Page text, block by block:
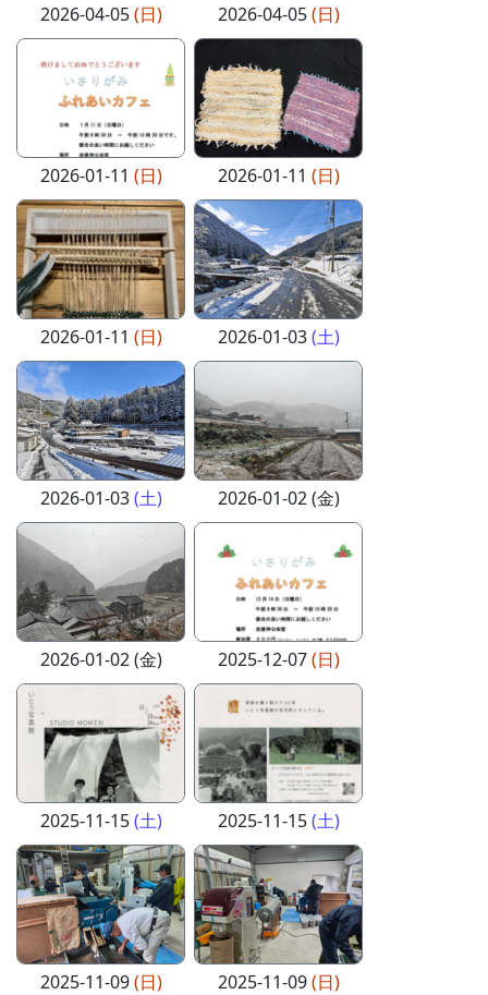
2026-04-05(日) 2026-04-05(日)
2026-01-11 (日) 2026-01-11 (日)
2026-01-11 (日) 2026-01-03(土)
2026-01-03(土) 2026-01-02 (金)
2026-01-02 (金) 2025-12-07(日)
2025-11-15(土) 2025-11-15(土)
2025-11-09(日) 2025-11-09(日)